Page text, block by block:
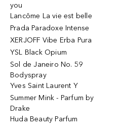
you
Lancôme La vie est belle
Prada Paradoxe Intense
XERJOFF Vibe Erba Pura
YSL Black Opium
Sol de Janeiro No. 59
Bodyspray
Yves Saint Laurent Y
Summer Mink - Parfum by
Drake
Huda Beauty Parfum